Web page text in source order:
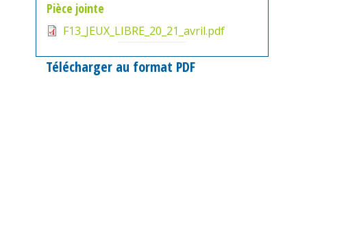
Pièce jointe
F13_JEUX_LIBRE_20_21_avril.pdf
Télécharger au format PDF